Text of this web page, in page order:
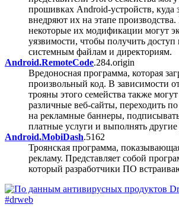
прошивках Android-устройств,
внедряют их на этапе
некоторые их модификации могут
уязвимости, чтобы получить
системным файлам и директориям.
Android.RemoteCode.284.origin
Вредоносная программа, которая
произвольный код. В зависимости
трояны этого семейства также
различные веб-сайты, переходить
на рекламные баннеры,
платные услуги и выполнять другие
Android.MobiDash.5162
Троянская программа,
рекламу. Представляет собой
который разработчики ПО